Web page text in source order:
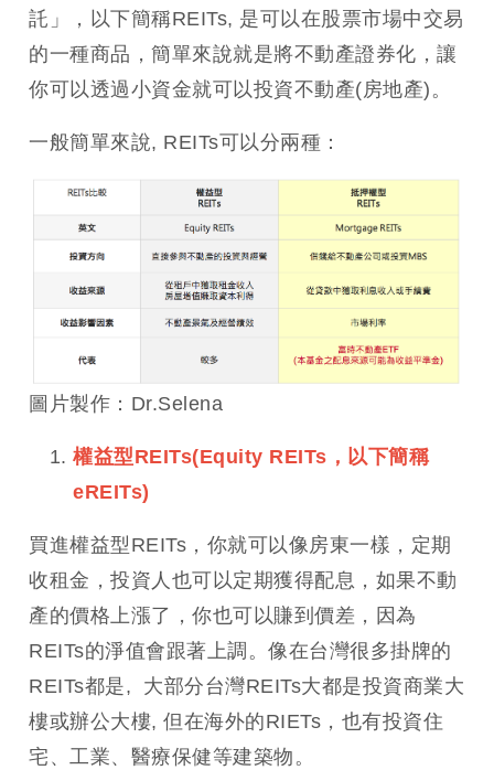
託」，以下簡稱REITs, 是可以在股票市場中交易
的一種商品，簡單來說就是將不動產證券化，讓
你可以透過小資金就可以投資不動產(房地產)。
一般簡單來說, REITs可以分兩種：
圖片製作：Dr.Selena
權益型REITs(Equity REITs，以下簡稱
eREITs)
買進權益型REITs，你就可以像房東一樣，定期
收租金，投資人也可以定期獲得配息，如果不動
產的價格上漲了，你也可以賺到價差，因為
REITs的淨值會跟著上調。像在台灣很多掛牌的
REITs都是, 大部分台灣REITs大都是投資商業大
樓或辦公大樓, 但在海外的RIETs，也有投資住
宅、工業、醫療保健等建築物。